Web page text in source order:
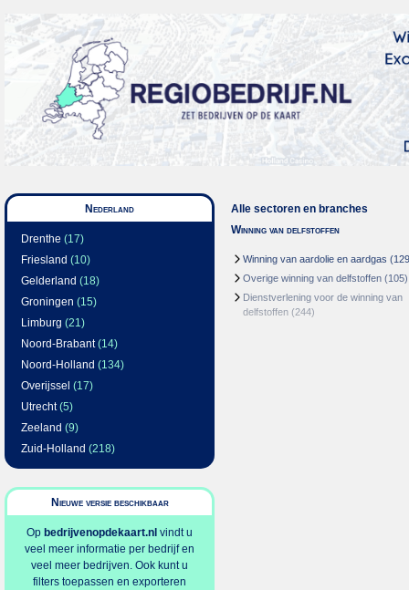
Nederland
Drenthe (17)
Friesland (10)
Gelderland (18)
Groningen (15)
Limburg (21)
Noord-Brabant(14)
Noord-Holland (134)
Overijssel (17)
Utrecht(5)
Zeeland (9)
Zuid-Holland (218)
Nieuwe versie beschikbaar
Op bedrijvenopdekaart.nl vindt u
veel meer informatie per bedrijf en
veel meer bedrijven. Ook kunt u
filters toepassen en exporteren
Alle sectoren en branches
Winning van delfstoffen
Winning van aardolie en aardgas
Overige winning van delfstoffen (105)
Dienstverlening voor de winning van
delfstoffen (244)